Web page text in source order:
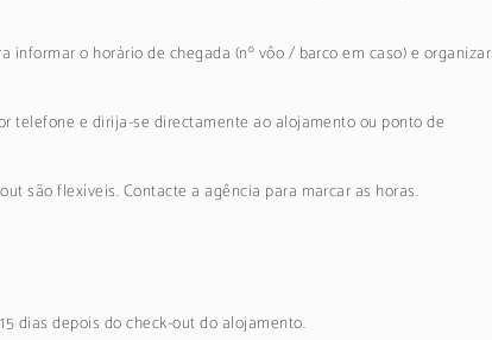
o horário de chegada (nº vôo / barco em caso) e organizar
telefone e dirija-se directamente ao alojamento ou ponto de
são flexíveis. Contacte a agência para marcar as horas.
dias depois do check-out do alojamento.